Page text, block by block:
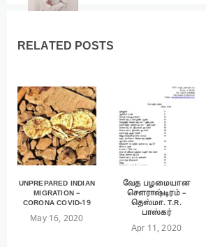
RELATED POSTS
UNPREPARED INDIAN
MIGRATION –
CORONA COVID-19
May 16, 2020
வேத பழமையான
சௌராஷ்டிரம் –
தெஸ்மா. T.R.
பாஸ்கர்
Apr 11, 2020